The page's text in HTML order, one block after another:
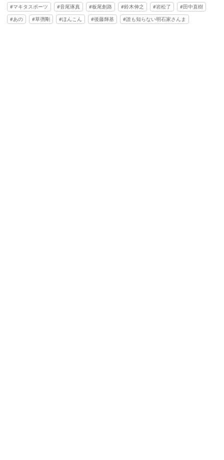
マキタスポーツ 音尾琢真 板尾創路 鈴木伸之 岩松了
田中直樹
あの
草彅剛 ほんこん 後藤輝基 誰も知らない明石家さんま